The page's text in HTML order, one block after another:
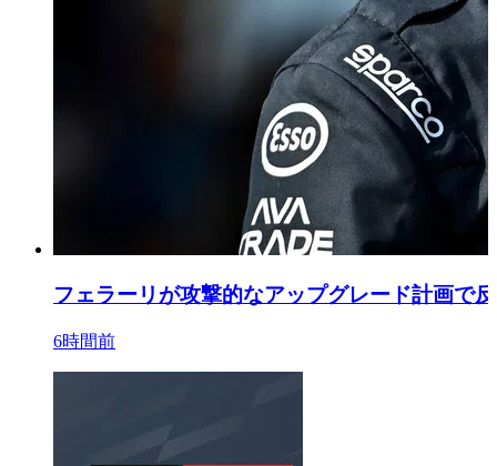
フェラーリが攻撃的なアップグレード計画で
6時間前